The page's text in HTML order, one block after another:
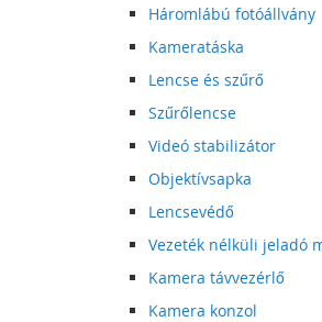
Háromlábú fotóállvány
Kameratáska
Lencse és szűrő
Szűrőlencse
Videó stabilizátor
Objektívsapka
Lencsevédő
Vezeték nélküli jeladó
Kamera távvezérlő
Kamera konzol